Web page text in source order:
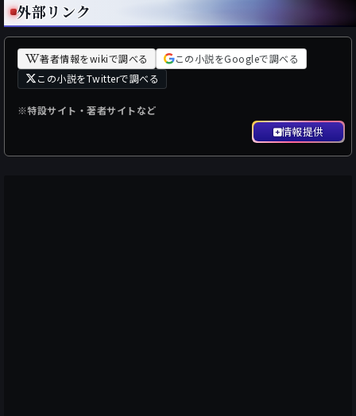
外部リンク
著者情報をwikiで調べる
この小説をGoogleで調べる
この小説をTwitterで調べる
※特設サイト・著者サイトなど
情報提供